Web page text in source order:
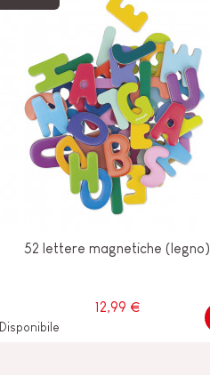
52 lettere magnetiche (legno)
12,99 €
Disponibile